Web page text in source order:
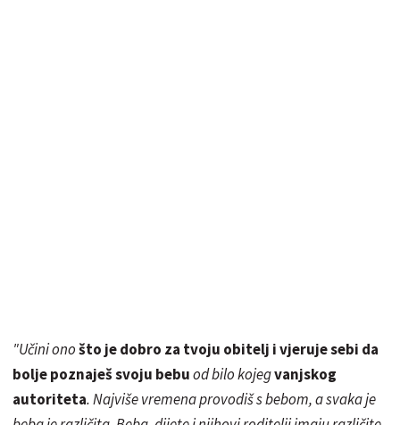
"Učini onošto je dobro za tvoju obitelj i vjeruje sebi da
bolje poznaješ svoju bebuod bilo kojegvanjskog
autoriteta. Najviše vremena provodiš s bebom, a svaka je